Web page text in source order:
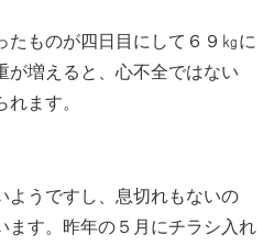
たものが四日目にして６９㎏に
が増えると、心不全ではない
ます。
ようですし、息切れもないの
ます。昨年の５月にチラシ入れ